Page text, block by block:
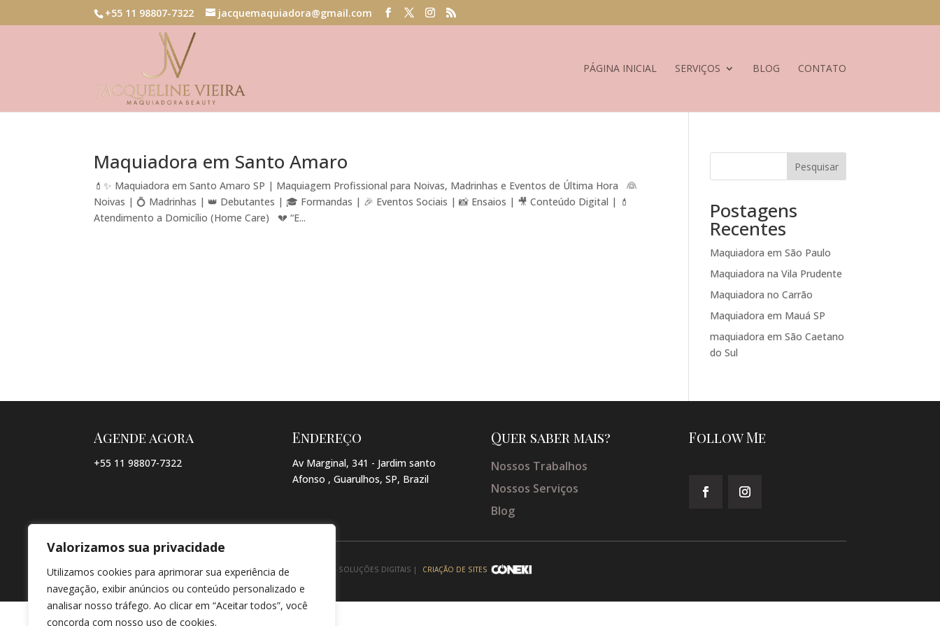
Valorizamos sua privacidade
Utilizamos cookies para aprimorar sua experiência de
navegação, exibir anúncios ou conteúdo personalizado e
analisar nosso tráfego. Ao clicar em “Aceitar todos”, você
concorda com nosso uso de cookies.
+55 11 98807-7322 jacquemaquiadora@gmail.com
PÁGINA INICIAL SERVIÇOS BLOG CONTATO
Maquiadora em Santo Amaro
💄✨ Maquiadora em Santo Amaro SP | Maquiagem Profissional para Noivas, Madrinhas e Eventos de Última Hora 👰
Noivas | 💍 Madrinhas | 👑 Debutantes | 🎓 Formandas | 🎉 Eventos Sociais | 📸 Ensaios | 🎥 Conteúdo Digital | 💄
Atendimento a Domicílio (Home Care) 💔 “E...
Pesquisar
Postagens
Recentes
Maquiadora em São Paulo
Maquiadora na Vila Prudente
Maquiadora no Carrão
Maquiadora em Mauá SP
maquiadora em São Caetano
do Sul
Agende agora
+55 11 98807-7322
Endereço
Av Marginal, 341 - Jardim santo
Afonso , Guarulhos, SP, Brazil
Quer saber mais?
Nossos Trabalhos
Nossos Serviços
Blog
Follow Me
© COPYRIGHT 2026 → JACQUELINE VIEIRA MAKEUP → POR: CONEKI - SOLUÇÕES DIGITAIS | CRIAÇÃO DE SITES